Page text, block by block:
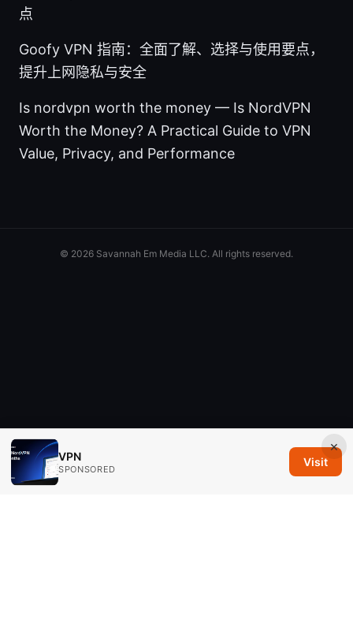
点
Goofy VPN 指南：全面了解、选择与使用要点，
提升上网隐私与安全
Is nordvpn worth the money — Is NordVPN
Worth the Money? A Practical Guide to VPN
Value, Privacy, and Performance
×
VPN
SPONSORED
Visit
© 2026 Savannah Em Media LLC. All rights reserved.